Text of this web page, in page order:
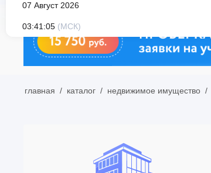
07 Август 2026
03:41:05 (МСК)
главная / каталог / недвижимое имущество /